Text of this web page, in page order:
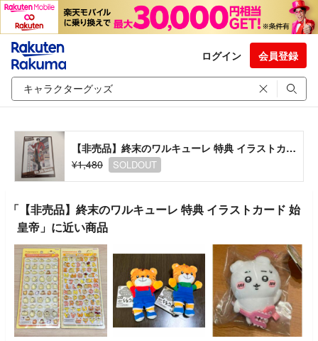
ログイン 会員登録
【非売品】終末のワルキューレ 特典 イラストカード 始皇帝
¥1,480
SOLDOUT
「【非売品】終末のワルキューレ 特典 イラストカード 始
皇帝」に近い商品